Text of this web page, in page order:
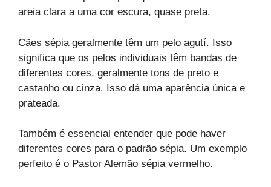
areia clara a uma cor escura, quase preta.
Cães sépia geralmente têm um pelo agutí. Isso
significa que os pelos individuais têm bandas de
diferentes cores, geralmente tons de preto e
castanho ou cinza. Isso dá uma aparência única e
prateada.
Também é essencial entender que pode haver
diferentes cores para o padrão sépia. Um exemplo
perfeito é o Pastor Alemão sépia vermelho.